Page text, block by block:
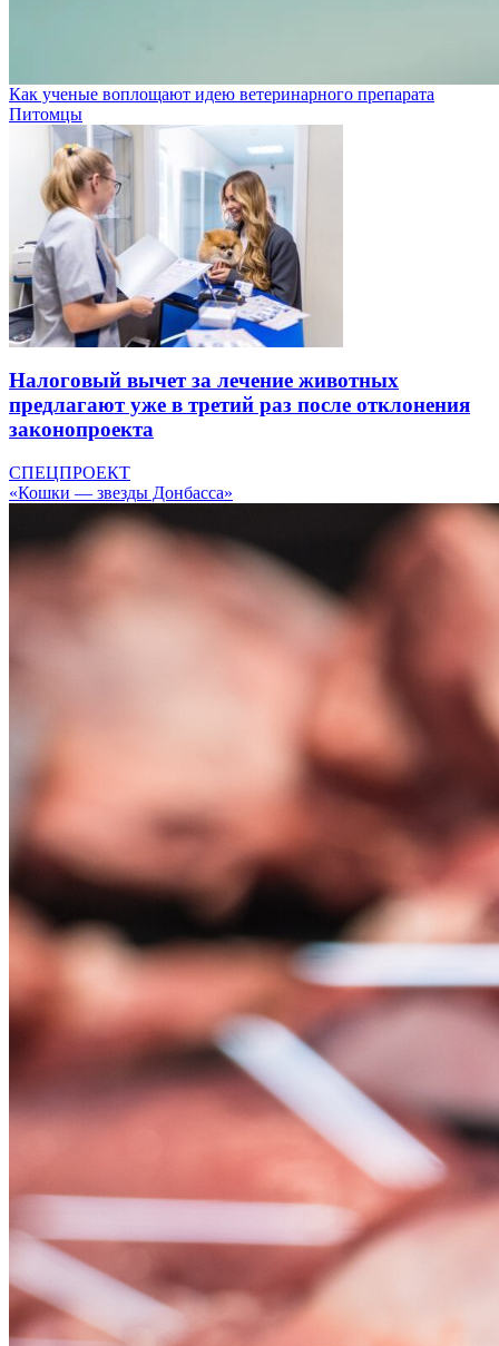
Как ученые воплощают идею ветеринарного препарата
Питомцы
Налоговый вычет за лечение животных
предлагают уже в третий раз после отклонения
законопроекта
СПЕЦПРОЕКТ
«Кошки — звезды Донбасса»